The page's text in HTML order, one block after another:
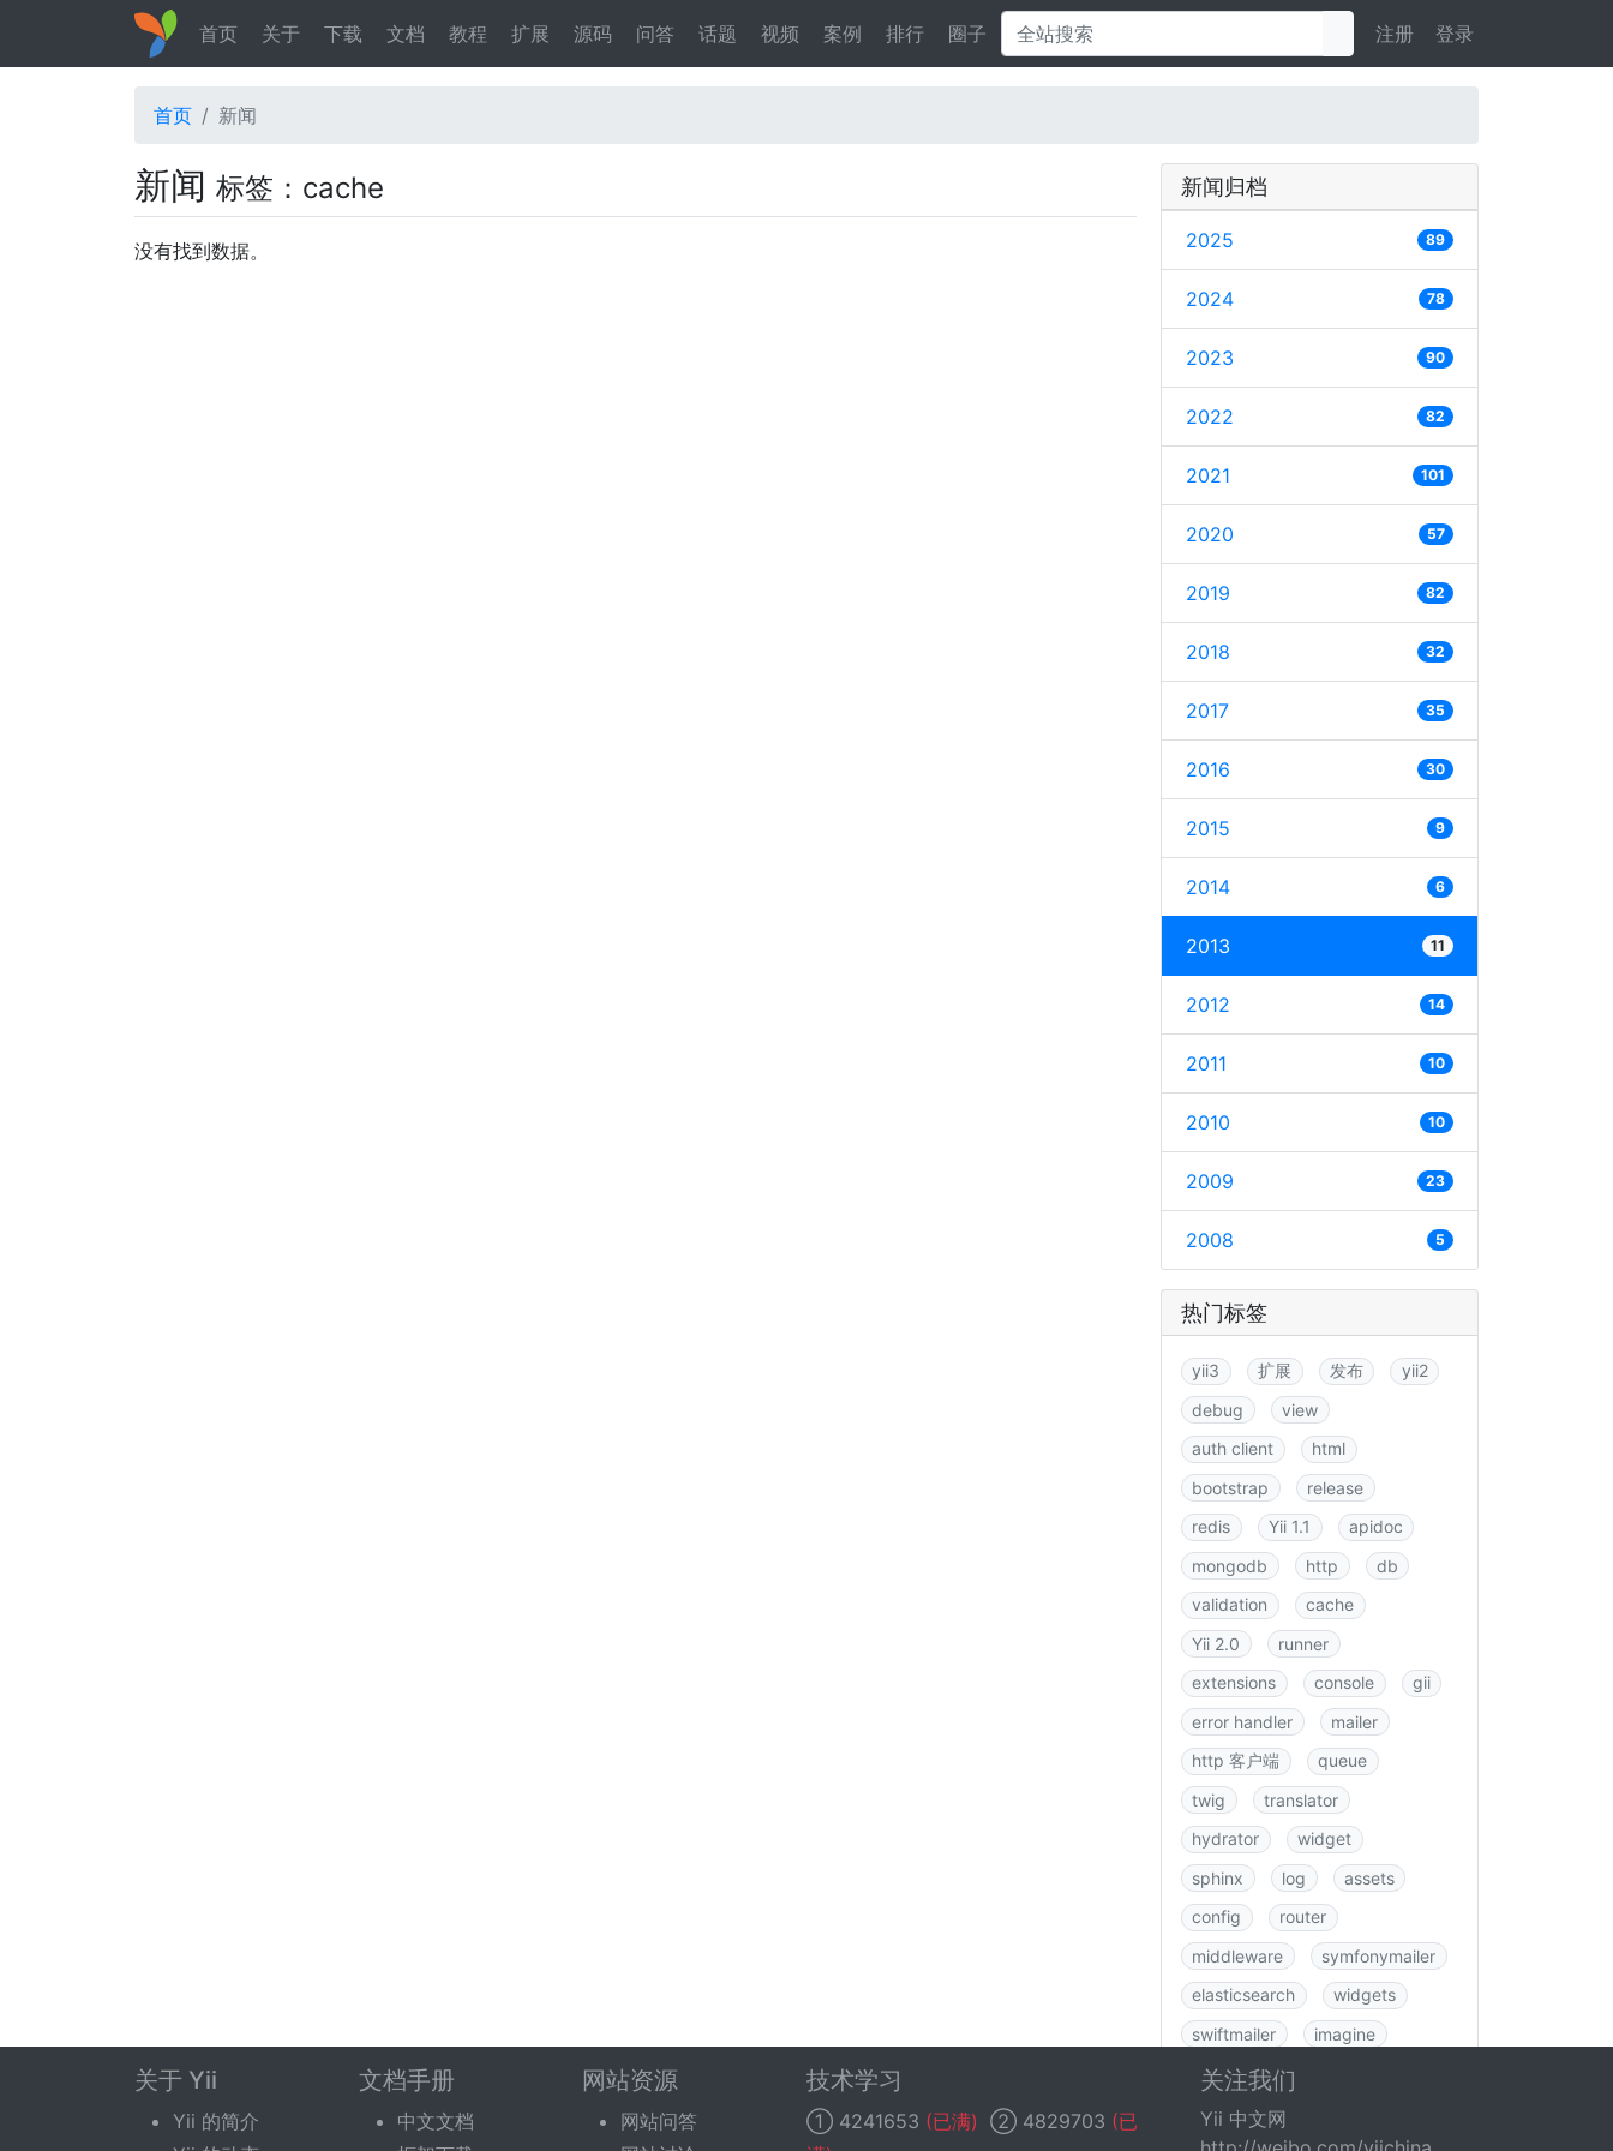
首页 关于 下载 文档 教程 扩展 源码 问答 话题 视频 案例 排行 圈子 注册 登录
首页 新闻
新闻 标签：cache
没有找到数据。
新闻归档
2025 89
2024 78
2023 90
2022 82
2021 101
2020 57
2019 82
2018 32
2017 35
2016 30
2015 9
2014 6
2013 11
2012 14
2011 10
2010 10
2009 23
2008 5
热门标签
yii3 扩展 发布
yii2
debug
view
auth client
html
bootstrap
release
redis
Yii 1.1
apidoc
mongodb
http
db
validation
cache
Yii 2.0
runner
extensions
console
gii
error handler
mailer
http 客户端
queue
twig
translator
hydrator
widget
sphinx
log
assets
config
router
middleware
symfonymailer
elasticsearch
widgets
swiftmailer
imagine
图书
rbac
data
csrf
关于 Yii
Yii 的简介
文档手册
中文文档
网站资源
网站问答
技术学习
① 4241653 (已满) ② 4829703 (已
关注我们
Yii 中文网